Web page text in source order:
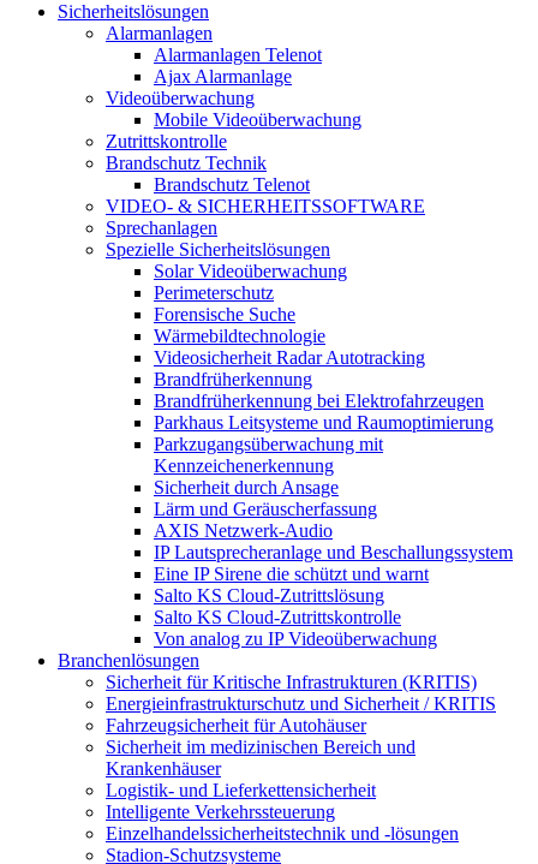
Sicherheitslösungen
Alarmanlagen
Alarmanlagen Telenot
Ajax Alarmanlage
Videoüberwachung
Mobile Videoüberwachung
Zutrittskontrolle
Brandschutz Technik
Brandschutz Telenot
VIDEO- & SICHERHEITSSOFTWARE
Sprechanlagen
Spezielle Sicherheitslösungen
Solar Videoüberwachung
Perimeterschutz
Forensische Suche
Wärmebildtechnologie
Videosicherheit Radar Autotracking​
Brandfrüherkennung
Brandfrüherkennung bei Elektrofahrzeugen
Parkhaus Leitsysteme und Raumoptimierung
Parkzugangsüberwachung mit
Kennzeichenerkennung
Sicherheit durch Ansage
Lärm und Geräuscherfassung
AXIS Netzwerk-Audio
IP Lautsprecheranlage und Beschallungssystem
Eine IP Sirene die schützt und warnt
Salto KS Cloud-Zutrittslösung
Salto KS Cloud-Zutrittskontrolle
Von analog zu IP Videoüberwachung
Branchenlösungen
Sicherheit für Kritische Infrastrukturen (KRITIS)
Energieinfrastrukturschutz und Sicherheit / KRITIS
Fahrzeugsicherheit für Autohäuser
Sicherheit im medizinischen Bereich und
Krankenhäuser
Logistik- und Lieferkettensicherheit
Intelligente Verkehrssteuerung
Einzelhandelssicherheitstechnik und -lösungen
Stadion-Schutzsysteme